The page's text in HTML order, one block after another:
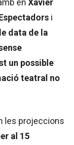
i
data de la
un possible
teatral no
les projeccions
al 15